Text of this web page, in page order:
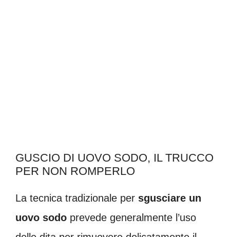
GUSCIO DI UOVO SODO, IL TRUCCO
PER NON ROMPERLO
La tecnica tradizionale per sgusciare un
uovo sodo prevede generalmente l’uso